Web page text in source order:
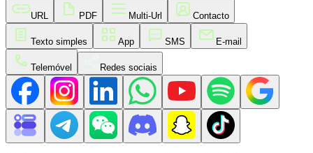
URL PDF Multi-Url Contacto
Texto simples App SMS E-mail
Telemóvel Redes sociais